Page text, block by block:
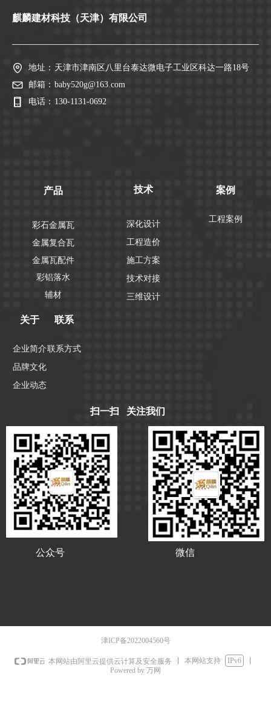
麒麟建材科技（天津）有限公司
地址： 天津市津南区八里台泰达微电子工业区科达一路18号
邮箱： baby520g@163.com
电话： 130-1131-0692
技术
深化设计
工程造价
施工方案
技术对接
三维设计
案例
工程案例
关于
企业简介
品牌文化
企业动态
联系
联系方式
产品
彩石金属瓦
金属复合瓦
金属瓦配件
彩铝落水
辅材
扫一扫 关注我们
公众号 微信
津ICP备2022004560号
本网站由阿里云提供云计算及安全服务 本网站支持
IPv6
Powered by 万网